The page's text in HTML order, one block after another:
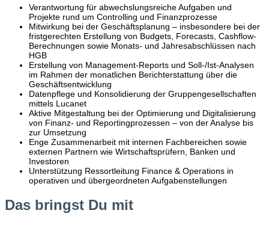
Verantwortung für abwechslungsreiche Aufgaben und
Projekte rund um Controlling und Finanzprozesse
Mitwirkung bei der Geschäftsplanung – insbesondere bei der
fristgerechten Erstellung von Budgets, Forecasts, Cashflow-
Berechnungen sowie Monats- und Jahresabschlüssen nach
HGB
Erstellung von Management-Reports und Soll-/Ist-Analysen
im Rahmen der monatlichen Berichterstattung über die
Geschäftsentwicklung
Datenpflege und Konsolidierung der Gruppengesellschaften
mittels Lucanet
Aktive Mitgestaltung bei der Optimierung und Digitalisierung
von Finanz- und Reportingprozessen – von der Analyse bis
zur Umsetzung
Enge Zusammenarbeit mit internen Fachbereichen sowie
externen Partnern wie Wirtschaftsprüfern, Banken und
Investoren
Unterstützung Ressortleitung Finance & Operations in
operativen und übergeordneten Aufgabenstellungen
Das bringst Du mit